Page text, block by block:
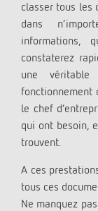
classer tous les
dans
informations,
constaterez
une
le chef
qui ont besoin,
trouvent.
A ces
tous ces
Ne manquez